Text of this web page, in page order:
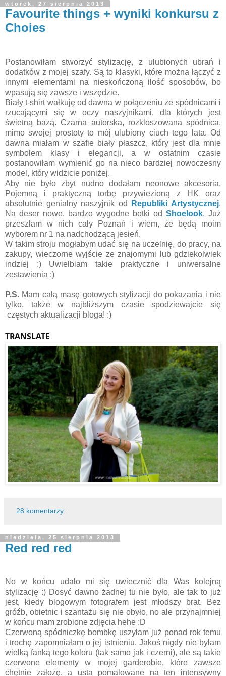
wtorek, 27 sierpnia 2013
Favourite things + wyniki konkursu z
Choies
Postanowiłam stworzyć stylizację, z ulubionych ubrań i
dodatków z mojej szafy. Są to klasyki, które można łączyć z
innymi elementami na nieskończoną ilość sposobów, bo
wpasują się zawsze i wszędzie.
Biały t-shirt wałkuję od dawna w połączeniu ze spódnicami i
rzucającymi się w oczy naszyjnikami, dla których jest
świetną bazą. Czarna autorska, rozkloszowana spódnica,
mimo swojej prostoty to mój ulubiony ciuch tego lata. Od
dawna miałam w szafie biały płaszcz, który jest dla mnie
symbolem klasy i elegancji, a w ostatnim czasie
postanowiłam wymienić go na nieco bardziej nowoczesny
model, który widzicie poniżej.
Aby nie było zbyt nudno dodałam neonowe akcesoria.
Pojemną i praktyczną torbę przywiezioną z HK oraz
absolutnie genialny naszyjnik od
Republiki Artystycznej.
Na deser nowe, bardzo wygodne botki od Shoelook. Już
przeszłam w nich cały Poznań i wiem, że będą moim
wyborem nr 1 na nadchodzącą jesień.
W takim stroju mogłabym udać się na uczelnię, do pracy, na
zakupy, wieczorne wyjście ze znajomymi lub gdziekolwiek
indziej :) Uwielbiam takie praktyczne i uniwersalne
zestawienia :)
P.S. Mam całą masę gotowych stylizacji do pokazania i nie
tylko, także w najbliższym czasie spodziewajcie się
częstych aktualizacji bloga! :)
TRANSLATE
28 komentarzy:
niedziela, 25 sierpnia 2013
Red red red
No w końcu udało mi się uwiecznić dla Was kolejną
stylizację :) Dosyć dawno żadnej tu nie było, ale tak to już
jest, kiedy blogowym fotografem jest młodszy brat. Bez
gróźb, obietnic i szantażu się nie obyło, no ale przynajmniej
w końcu mam zrobione zdjęcia hehe :D
Czerwoną spódniczkę bombkę uszyłam już ponad rok temu
i trochę zapomniałam o jej istnieniu. Jakoś nigdy nie byłam
wielką fanką tego koloru (tak samo jak i czerni), ale są takie
czerwone elementy w mojej garderobie, które zawsze
chętnie założę, a usta pomalowane na ten intensywny